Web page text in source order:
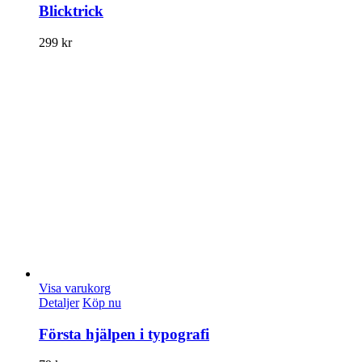
Blicktrick
299 kr
Visa varukorg
Detaljer Köp nu
Första hjälpen i typografi